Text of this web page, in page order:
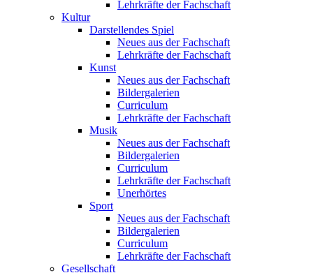
Lehrkräfte der Fachschaft
Kultur
Darstellendes Spiel
Neues aus der Fachschaft
Lehrkräfte der Fachschaft
Kunst
Neues aus der Fachschaft
Bildergalerien
Curriculum
Lehrkräfte der Fachschaft
Musik
Neues aus der Fachschaft
Bildergalerien
Curriculum
Lehrkräfte der Fachschaft
Unerhörtes
Sport
Neues aus der Fachschaft
Bildergalerien
Curriculum
Lehrkräfte der Fachschaft
Gesellschaft